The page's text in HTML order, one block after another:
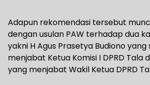
Adapun rekomendasi tersebut
dengan usulan PAW terhadap dua
yakni H Agus Prasetya Budiono
menjabat Ketua Komisi I DPRD Tala
yang menjabat Wakil Ketua DPRD